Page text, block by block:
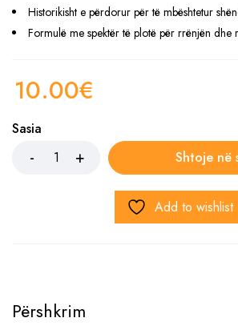
Historikisht e përdorur për të mbështetur
Formulë me spektër të plotë për rrënjën dhe
10.00€
Sasia
Shtoje në
Add to wishlist
Përshkrim